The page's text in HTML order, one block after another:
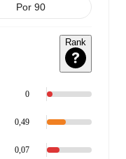
Por 90
Rank
0
0,49
0,07